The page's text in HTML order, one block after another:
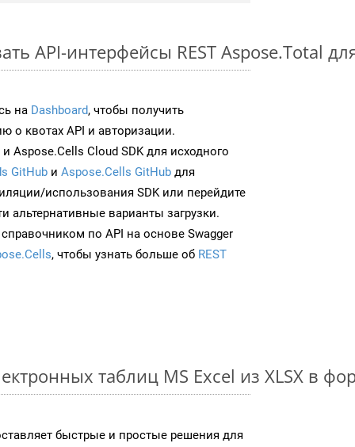
API-интерфейсы REST Aspose.Total
на Dashboard, чтобы получить
о квотах API и авторизации.
Aspose.Cells Cloud SDK для исходного
GitHub и Aspose.Cells GitHub для
использования SDK или перейдите
альтернативные варианты загрузки.
по API на основе Swagger
, чтобы узнать больше об REST
таблиц MS Excel из XLSX в
быстрые и простые решения для